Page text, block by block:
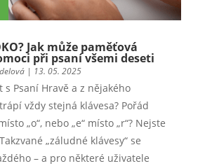
Jak může paměťová
při psaní všemi deseti
| 13. 05. 2025
s Psaní Hravě a z nějakého
vždy stejná klávesa? Pořád
„o“, nebo „e“ místo „r“? Nejste
„záludné klávesy“ se
– a pro některé uživatele